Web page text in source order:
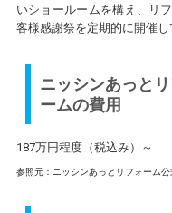
いショールームを構え、リ
客様感謝祭を定期的に開催し
ニッシンあっと
ームの費用
187万円程度（税込み）～
参照元：ニッシンあっとリフォーム公